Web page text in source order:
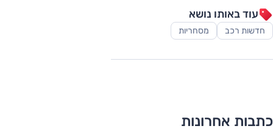
עוד באותו נושא
חדשות רכב מסחריות
כתבות אחרונות